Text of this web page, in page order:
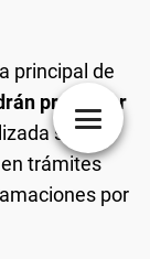
principal de
presentar
sobre
trámites
por